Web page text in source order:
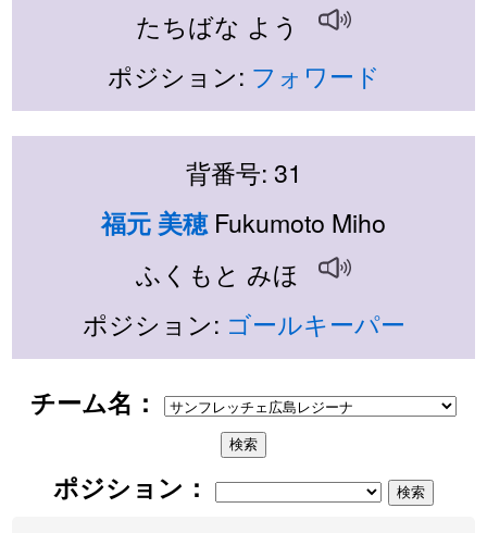
たちばな よう
ポジション: フォワード
背番号: 31
福元 美穂Fukumoto Miho
ふくもと みほ
ポジション: ゴールキーパー
チーム名：
ポジション：